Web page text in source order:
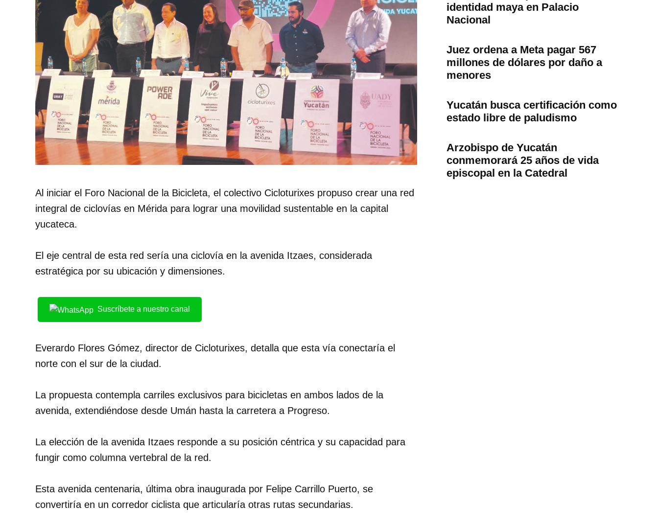
Al iniciar el Foro Nacional de la Bicicleta, el colectivo Cicloturixes propuso crear una red
integral de ciclovías en Mérida para lograr una movilidad sustentable en la capital
yucateca.
El eje central de esta red sería una ciclovía en la avenida Itzaes, considerada
estratégica por su ubicación y dimensiones.
Suscríbete a nuestro canal
Everardo Flores Gómez, director de Cicloturixes, detalla que esta vía conectaría el
norte con el sur de la ciudad.
La propuesta contempla carriles exclusivos para bicicletas en ambos lados de la
avenida, extendiéndose desde Umán hasta la carretera a Progreso.
La elección de la avenida Itzaes responde a su posición céntrica y su capacidad para
fungir como columna vertebral de la red.
Esta avenida centenaria, última obra inaugurada por Felipe Carrillo Puerto, se
convertiría en un corredor ciclista que articularía otras rutas secundarias.
identidad maya en Palacio
Nacional
Juez ordena a Meta pagar 567
millones de dólares por daño a
menores
Yucatán busca certificación como
estado libre de paludismo
Arzobispo de Yucatán
conmemorará 25 años de vida
episcopal en la Catedral